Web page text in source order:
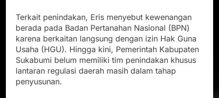
Terkait penindakan, Eris menyebut kewenangan
berada pada Badan Pertanahan Nasional (BPN)
karena berkaitan langsung dengan izin Hak Guna
Usaha (HGU). Hingga kini, Pemerintah Kabupaten
Sukabumi belum memiliki tim penindakan khusus
lantaran regulasi daerah masih dalam tahap
penyusunan.